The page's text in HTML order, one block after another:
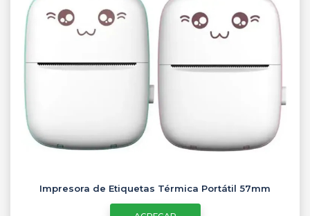
Impresora de Etiquetas Térmica Portátil 57mm